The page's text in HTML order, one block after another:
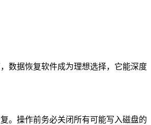
数据恢复软件成为理想选择，它能深度
。操作前务必关闭所有可能写入磁盘的